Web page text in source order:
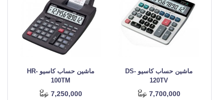
ماشین حساب کاسیو DS-
120TV
7,700,000
ماشین حساب کاسیو HR-
100TM
7,250,000